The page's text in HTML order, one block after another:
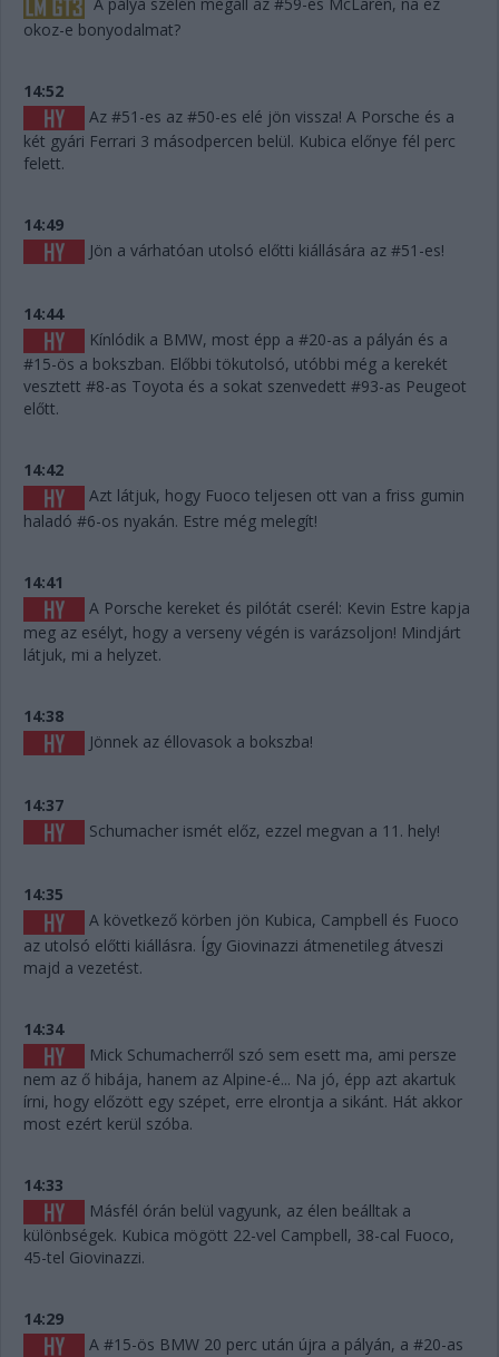
A pálya szélén megáll az #59-es McLaren, na ez
okoz-e bonyodalmat?
14:52
Az #51-es az #50-es elé jön vissza! A Porsche és a
két gyári Ferrari 3 másodpercen belül. Kubica előnye fél perc
felett.
14:49
Jön a várhatóan utolsó előtti kiállására az #51-es!
14:44
Kínlódik a BMW, most épp a #20-as a pályán és a
#15-ös a bokszban. Előbbi tökutolsó, utóbbi még a kerekét
vesztett #8-as Toyota és a sokat szenvedett #93-as Peugeot
előtt.
14:42
Azt látjuk, hogy Fuoco teljesen ott van a friss gumin
haladó #6-os nyakán. Estre még melegít!
14:41
A Porsche kereket és pilótát cserél: Kevin Estre kapja
meg az esélyt, hogy a verseny végén is varázsoljon! Mindjárt
látjuk, mi a helyzet.
14:38
Jönnek az éllovasok a bokszba!
14:37
Schumacher ismét előz, ezzel megvan a 11. hely!
14:35
A következő körben jön Kubica, Campbell és Fuoco
az utolsó előtti kiállásra. Így Giovinazzi átmenetileg átveszi
majd a vezetést.
14:34
Mick Schumacherről szó sem esett ma, ami persze
nem az ő hibája, hanem az Alpine-é... Na jó, épp azt akartuk
írni, hogy előzött egy szépet, erre elrontja a sikánt. Hát akkor
most ezért kerül szóba.
14:33
Másfél órán belül vagyunk, az élen beálltak a
különbségek. Kubica mögött 22-vel Campbell, 38-cal Fuoco,
45-tel Giovinazzi.
14:29
A #15-ös BMW 20 perc után újra a pályán, a #20-as